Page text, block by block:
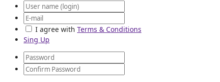
I agree with Terms & Conditions
Sing Up